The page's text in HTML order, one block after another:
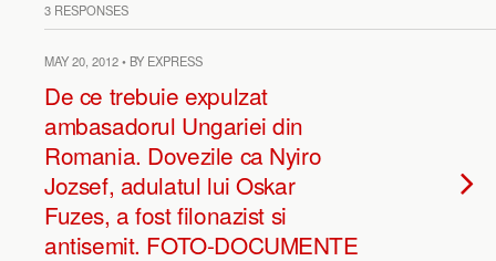
3 RESPONSES
MAY 20, 2012 • BY EXPRESS
De ce trebuie expulzat
ambasadorul Ungariei din
Romania. Dovezile ca Nyiro
Jozsef, adulatul lui Oskar
Fuzes, a fost filonazist si
antisemit. FOTO-DOCUMENTE